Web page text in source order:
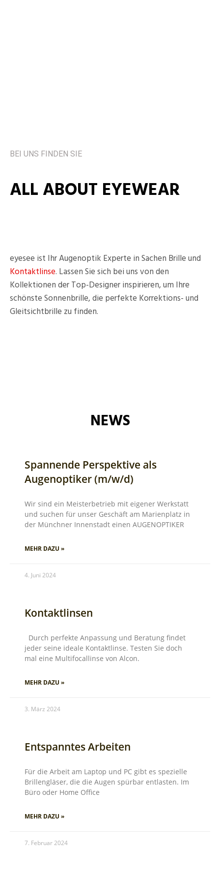
BEI UNS FINDEN SIE
ALL ABOUT EYEWEAR
eyesee ist Ihr Augenoptik Experte in Sachen Brille und
Kontaktlinse. Lassen Sie sich bei uns von den
Kollektionen der Top-Designer inspirieren, um Ihre
schönste Sonnenbrille, die perfekte Korrektions- und
Gleitsichtbrille zu finden.
NEWS
Spannende Perspektive als
Augenoptiker (m/w/d)
Wir sind ein Meisterbetrieb mit eigener Werkstatt
und suchen für unser Geschäft am Marienplatz in
der Münchner Innenstadt einen AUGENOPTIKER
MEHR DAZU »
4. Juni 2024
Kontaktlinsen
Durch perfekte Anpassung und Beratung findet
jeder seine ideale Kontaktlinse. Testen Sie doch
mal eine Multifocallinse von Alcon.
MEHR DAZU »
3. März 2024
Entspanntes Arbeiten
Für die Arbeit am Laptop und PC gibt es spezielle
Brillengläser, die die Augen spürbar entlasten. Im
Büro oder Home Office
MEHR DAZU »
7. Februar 2024